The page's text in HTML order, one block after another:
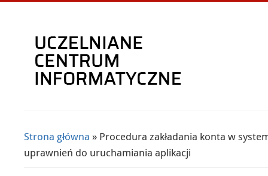
Jesteś tutaj
Strona główna » Procedura zakładania konta w
uprawnień do uruchamiania aplikacji